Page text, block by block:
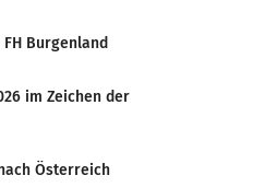
Burgenland
im Zeichen der
Österreich